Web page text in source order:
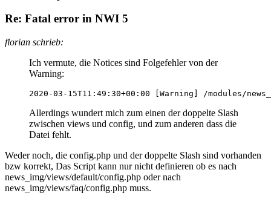
Re: Fatal error in NWI 5
florian schrieb:
Ich vermute, die Notices sind Folgefehler von der
Warning:
2020-03-15T11:49:30+00:00 [Warning] /modules/
Allerdings wundert mich zum einen der doppelte Slash
zwischen views und config, und zum anderen dass die
Datei fehlt.
Weder noch, die config.php und der doppelte Slash sind vorhanden
bzw korrekt, Das Script kann nur nicht definieren ob es nach
news_img/views/default/config.php oder nach
news_img/views/faq/config.php muss.